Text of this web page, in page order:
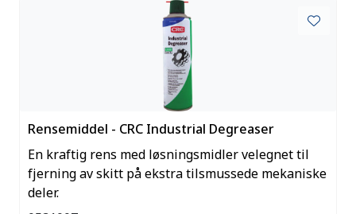
Rensemiddel - CRC Industrial Degreaser
En kraftig rens med løsningsmidler velegnet til
fjerning av skitt på ekstra tilsmussede mekaniske
deler.